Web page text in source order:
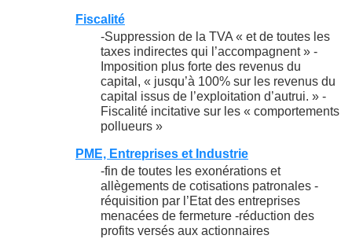
Fiscalité
-Suppression de la TVA « et de toutes les
taxes indirectes qui l’accompagnent » -
Imposition plus forte des revenus du
capital, « jusqu’à 100% sur les revenus du
capital issus de l’exploitation d’autrui. » -
Fiscalité incitative sur les « comportements
pollueurs »
PME, Entreprises et Industrie
-fin de toutes les exonérations et
allègements de cotisations patronales -
réquisition par l’Etat des entreprises
menacées de fermeture -réduction des
profits versés aux actionnaires